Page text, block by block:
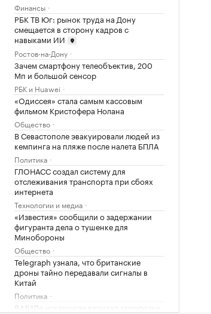
Финансы
РБК ТВ Юг: рынок труда на Дону
смещается в сторону кадров с
навыками ИИ
Ростов-на-Дону
Зачем смартфону телеобъектив, 200
Мп и большой сенсор
РБК и Huawei
«Одиссея» стала самым кассовым
фильмом Кристофера Нолана
Общество
В Севастополе эвакуировали людей из
кемпинга на пляже после налета БПЛА
Политика
ГЛОНАСС создал систему для
отслеживания транспорта при сбоях
интернета
Технологии и медиа
«Известия» сообщили о задержании
фигуранта дела о тушенке для
Минобороны
Общество
Telegraph узнала, что британские
дроны тайно передавали сигналы в
Китай
Политика
В МИДе исключили вариант заморозки